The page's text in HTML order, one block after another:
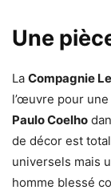
Une
La Compagnie
l’œuvre pour
Paulo Coelho
de décor est
universels mais
homme blessé